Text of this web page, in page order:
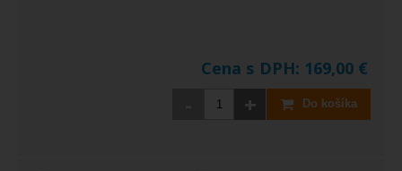
Cena s DPH: 169,00 €
+ Do košíka